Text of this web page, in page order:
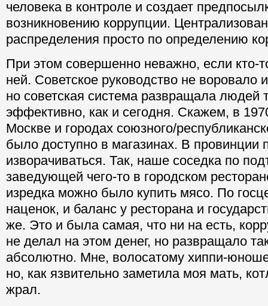
человека в контроле и создает
возникновению коррупции.
распределения просто по определению
При этом совершенно неважно, если кто-
ней. Советское руководство не воровало
но советская система развращала людей
эффективно, как и сегодня. Скажем, в
Москве и городах союзного/
было доступно в магазинах. В провинции
изворачиваться. Так, наше соседка по
заведующей чего-то в городском
изредка можно было купить мясо. По
наценок, и баланс у ресторана и
же. Это и была самая, что ни на есть,
не делал на этом денег, но развращало
абсолютно. Мне, волосатому хиппи-
но, как язвительно заметила моя мать,
жрал.